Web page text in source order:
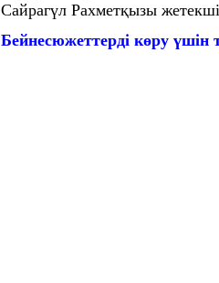
Сайрагүл Рахметқызы
Бейнесюжеттерді көру үшін